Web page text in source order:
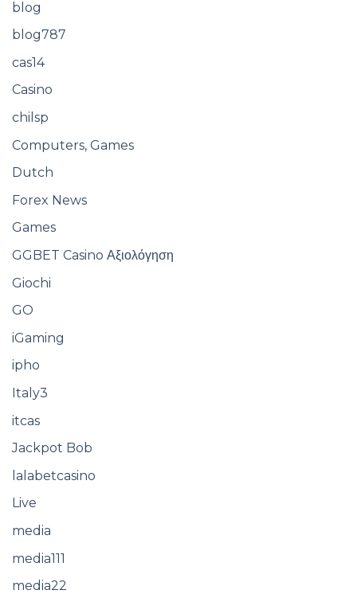
blog
blog787
cas14
Casino
chilsp
Computers, Games
Dutch
Forex News
Games
GGBET Casino Αξιολόγηση
Giochi
GO
iGaming
ipho
Italy3
itcas
Jackpot Bob
lalabetcasino
Live
media
media111
media22